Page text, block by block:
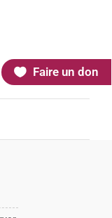
Faire un don